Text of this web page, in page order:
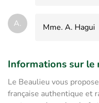
A. Mme. A. Hagui
Informations sur le
Le Beaulieu vous
française authentique et